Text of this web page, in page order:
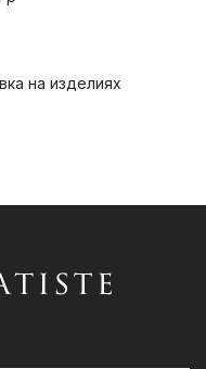
на изделиях